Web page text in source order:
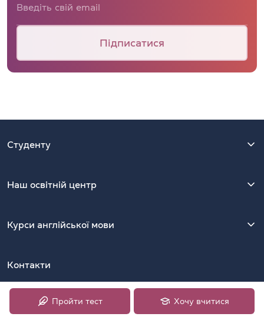
Підписатися
Студенту
Наш освітній центр
Курси англійської мови
Контакти
Київ, 01054, Україна, вул. Ярославів Вал, 13/2-Б, офіс 39.
Найближча станція метро — Золоті Ворота
Пройти тест Хочу вчитися